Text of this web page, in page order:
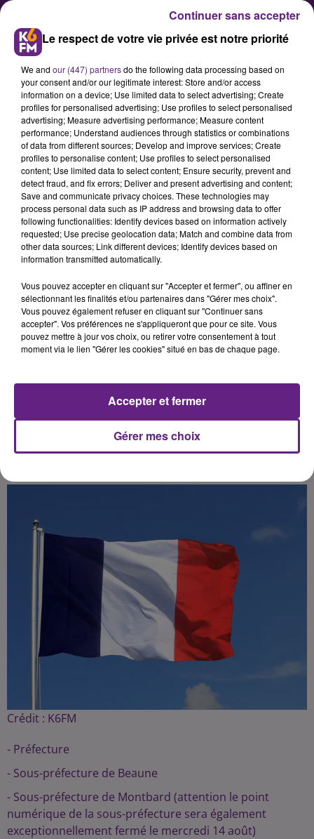
Fermeture exceptionnelle de
certains services de l'Etat ce
Vendredi 16 août 2019
Afin que les usagers puissent
effectuer leurs démarches
administratives en temps utile,
liste des services de l’État fermés au
public le vendredi 16 août 2019 :<br
/>
<br />
<br />
Publié : 12 août 2019 à 5h00 par Franck PELLOUX
Crédit : K6FM
- Préfecture
- Sous-préfecture de Beaune
- Sous-préfecture de Montbard (attention le point
numérique de la sous-préfecture sera également
exceptionnellement fermé le mercredi 14 août)
Le respect de votre vie privée est notre priorité
We and our (447) partnersdo the following data processing based on
your consent and/or our legitimate interest: Store and/or access
information on a device; Use limited data to select advertising; Create
profiles for personalised advertising; Use profiles to select personalised
advertising; Measure advertising performance; Measure content
performance; Understand audiences through statistics or combinations
of data from different sources; Develop and improve services; Create
profiles to personalise content; Use profiles to select personalised
content; Use limited data to select content; Ensure security, prevent and
detect fraud, and fix errors; Deliver and present advertising and content;
Save and communicate privacy choices. These technologies may
process personal data such as IP address and browsing data to offer
following functionalities: Identify devices based on information actively
requested; Use precise geolocation data; Match and combine data from
other data sources; Link different devices; Identify devices based on
information transmitted automatically.
Vous pouvez accepter en cliquant sur "Accepter et fermer", ou affiner en
sélectionnant les finalités et/ou partenaires dans "Gérer mes choix".
Vous pouvez également refuser en cliquant sur "Continuer sans
accepter". Vos préférences ne s'appliqueront que pour ce site. Vous
pouvez mettre à jour vos choix, ou retirer votre consentement à tout
moment via le lien "Gérer les cookies" situé en bas de chaque page.
Gérer mes choix
Accepter et fermer
Continuer sans accepter